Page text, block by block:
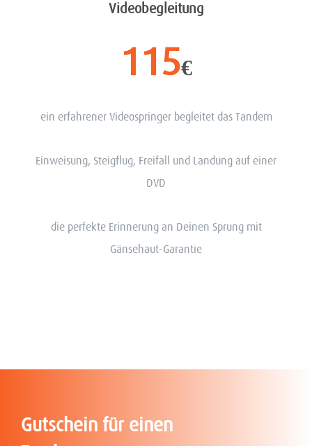
Videobegleitung
115€
ein erfahrener Videospringer begleitet das Tandem
Einweisung, Steigflug, Freifall und Landung auf einer
DVD
die perfekte Erinnerung an Deinen Sprung mit
Gänsehaut-Garantie
Gutschein für einen